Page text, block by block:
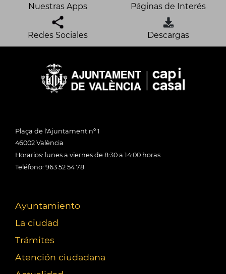
Nuestras Apps Páginas de Interés
Redes Sociales Descargas
Plaça de l'Ajuntament nº 1
46002 València
Horarios: lunes a viernes de 8:30 a 14:00 horas
Teléfono: 963 52 54 78
Ayuntamiento
La ciudad
Trámites
Atención ciudadana